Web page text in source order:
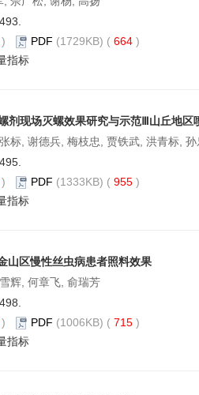
) PDF (1729KB) ( 664 )
指标
剂现场灭螺效果研究与示范Ⅲ山丘地区
标, 谢德兵, 梅枝忠, 贾铁武, 洪青标,
) PDF (1333KB) ( 955 )
指标
山区慢性丝虫病患者照料效果
辉, 何章飞, 俞瑞芳
) PDF (1006KB) ( 715 )
指标